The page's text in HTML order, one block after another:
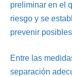
preliminar en el
riesgo y se
prevenir
Entre las
separación